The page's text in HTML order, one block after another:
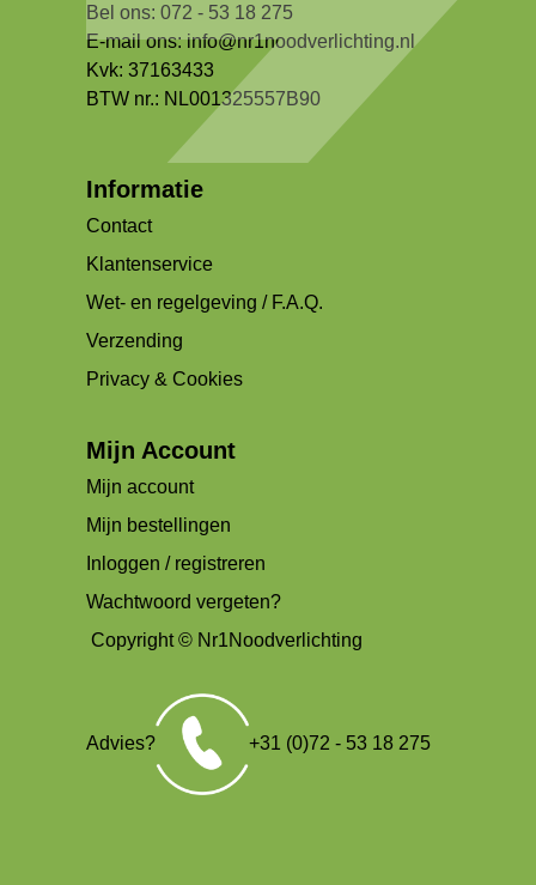
Bel ons: 072 - 53 18 275
E-mail ons:info@nr1noodverlichting.nl
Kvk: 37163433
BTW nr.: NL001325557B90
Informatie
Contact
Klantenservice
Wet- en regelgeving / F.A.Q.
Verzending
Privacy & Cookies
Mijn Account
Mijn account
Mijn bestellingen
Inloggen / registreren
Wachtwoord vergeten?
Copyright © Nr1Noodverlichting
Advies? +31 (0)72 - 53 18 275